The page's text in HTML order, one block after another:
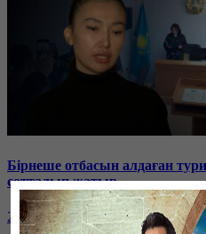
Бірнеше отбасын алдаған
сотталып жатыр
26 января, 19:36